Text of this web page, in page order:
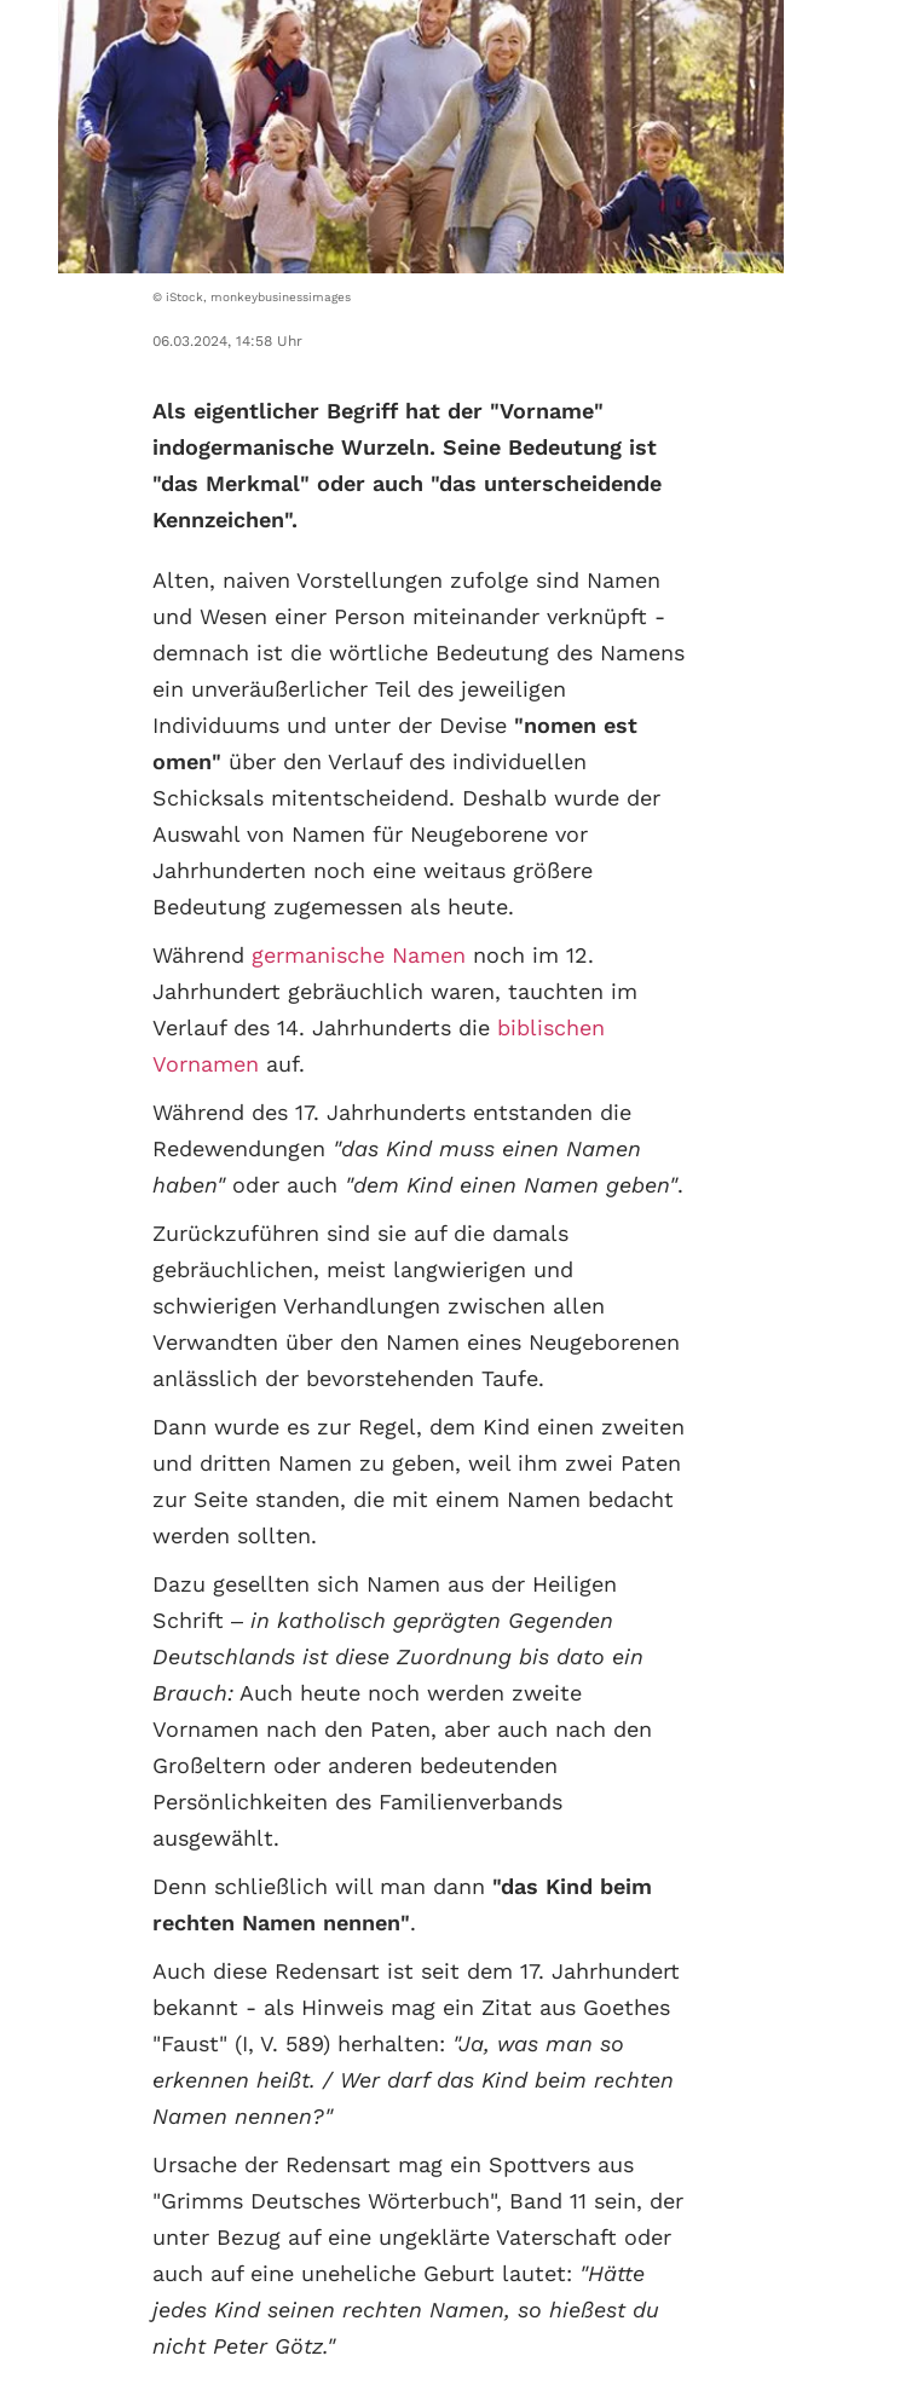
© iStock, monkeybusinessimages
06.03.2024, 14:58 Uhr
Als eigentlicher Begriff hat der "Vorname"
indogermanische Wurzeln. Seine Bedeutung ist
"das Merkmal" oder auch "das unterscheidende
Kennzeichen".
Alten, naiven Vorstellungen zufolge sind Namen
und Wesen einer Person miteinander verknüpft -
demnach ist die wörtliche Bedeutung des Namens
ein unveräußerlicher Teil des jeweiligen
Individuums und unter der Devise "nomen est
omen" über den Verlauf des individuellen
Schicksals mitentscheidend. Deshalb wurde der
Auswahl von Namen für Neugeborene vor
Jahrhunderten noch eine weitaus größere
Bedeutung zugemessen als heute.
Während germanische Namen noch im 12.
Jahrhundert gebräuchlich waren, tauchten im
Verlauf des 14. Jahrhunderts die biblischen
Vornamen auf.
Während des 17. Jahrhunderts entstanden die
Redewendungen "das Kind muss einen Namen
haben"oder auch "dem Kind einen Namen geben".
Zurückzuführen sind sie auf die damals
gebräuchlichen, meist langwierigen und
schwierigen Verhandlungen zwischen allen
Verwandten über den Namen eines Neugeborenen
anlässlich der bevorstehenden Taufe.
Dann wurde es zur Regel, dem Kind einen zweiten
und dritten Namen zu geben, weil ihm zwei Paten
zur Seite standen, die mit einem Namen bedacht
werden sollten.
Dazu gesellten sich Namen aus der Heiligen
Schrift – in katholisch geprägten Gegenden
Deutschlands ist diese Zuordnung bis dato ein
Brauch: Auch heute noch werden zweite
Vornamen nach den Paten, aber auch nach den
Großeltern oder anderen bedeutenden
Persönlichkeiten des Familienverbands
ausgewählt.
Denn schließlich will man dann "das Kind beim
rechten Namen nennen".
Auch diese Redensart ist seit dem 17. Jahrhundert
bekannt - als Hinweis mag ein Zitat aus Goethes
"Faust" (I, V. 589) herhalten: "Ja, was man so
erkennen heißt. / Wer darf das Kind beim rechten
Namen nennen?"
Ursache der Redensart mag ein Spottvers aus
"Grimms Deutsches Wörterbuch", Band 11 sein, der
unter Bezug auf eine ungeklärte Vaterschaft oder
auch auf eine uneheliche Geburt lautet: "Hätte
jedes Kind seinen rechten Namen, so hießest du
nicht Peter Götz."